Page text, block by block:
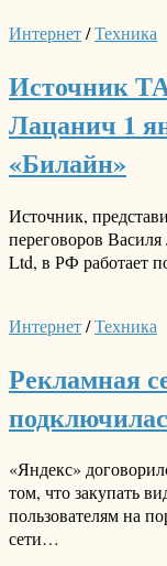
Интернет/Техника
Источник
Лацанич 1
«Билайн»
Источник,
переговоров
Ltd, в РФ работает
Интернет/Техника
Рекламная
«Яндекс»
том, что закупать
пользователям на
сети…